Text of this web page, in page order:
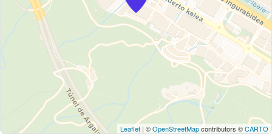
Leaflet | ©OpenStreetMapcontributors ©CARTO